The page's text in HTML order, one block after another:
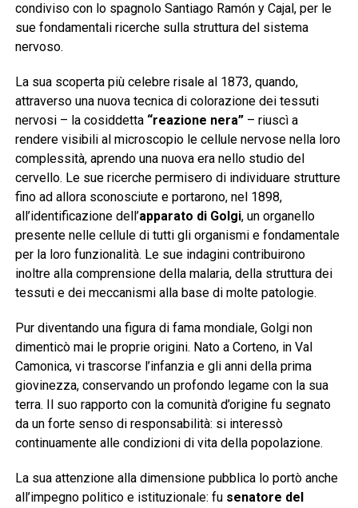
condiviso con lo spagnolo Santiago Ramón y Cajal, per le
sue fondamentali ricerche sulla struttura del sistema
nervoso.
La sua scoperta più celebre risale al 1873, quando,
attraverso una nuova tecnica di colorazione dei tessuti
nervosi – la cosiddetta “reazione nera”– riuscì a
rendere visibili al microscopio le cellule nervose nella loro
complessità, aprendo una nuova era nello studio del
cervello. Le sue ricerche permisero di individuare strutture
fino ad allora sconosciute e portarono, nel 1898,
all’identificazione dell’apparato di Golgi, un organello
presente nelle cellule di tutti gli organismi e fondamentale
per la loro funzionalità. Le sue indagini contribuirono
inoltre alla comprensione della malaria, della struttura dei
tessuti e dei meccanismi alla base di molte patologie.
Pur diventando una figura di fama mondiale, Golgi non
dimenticò mai le proprie origini. Nato a Corteno, in Val
Camonica, vi trascorse l’infanzia e gli anni della prima
giovinezza, conservando un profondo legame con la sua
terra. Il suo rapporto con la comunità d’origine fu segnato
da un forte senso di responsabilità: si interessò
continuamente alle condizioni di vita della popolazione.
La sua attenzione alla dimensione pubblica lo portò anche
all’impegno politico e istituzionale: fu senatore del